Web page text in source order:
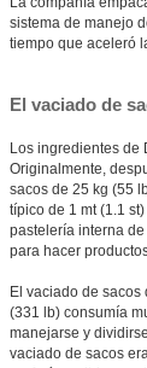
sistema de manejo
tiempo que aceleró
El vaciado de
Los ingredientes de
Originalmente,
sacos de 25 kg (55
típico de 1 mt (1.1
pastelería interna
para hacer
El vaciado de
(331 lb) consumía
manejarse y
vaciado de sacos